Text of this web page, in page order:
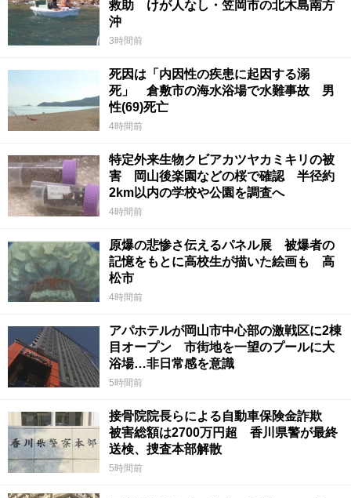
救助 けが人なし・笠岡市の北木島南方
沖
3時間前
死因は「内因性の疾患に起因する溺
死」 倉敷市の海水浴場で水難事故 男
性(69)死亡
4時間前
特定外来生物クビアカツヤカミキリの被
害 岡山後楽園などの桜で確認 半径約
2km以内の学校や公園を調査へ
4時間前
原爆の悲惨さ伝えるパネル展 被爆者の
記憶をもとに高校生が描いた絵画も 高
松市
4時間前
アパホテルが岡山市中心部の激戦区に2棟
目オープン 市街地を一望のプールに大
浴場…非日常感を意識
5時間前
接骨院院長らによる自動車保険金詐欺
被害総額は2700万円超 香川県警が最終
送検、捜査本部解散
5時間前